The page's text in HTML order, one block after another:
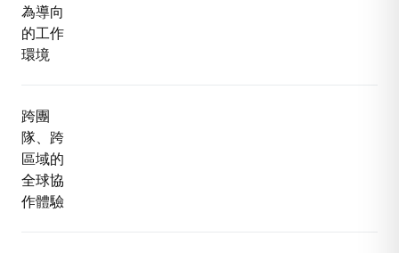
為導向
的工作
環境
跨團
隊、跨
區域的
全球協
作體驗